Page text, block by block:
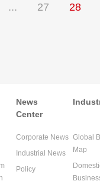
... 27 28
News
Center
Corporate News
Industrial News
Policy
Global
Map